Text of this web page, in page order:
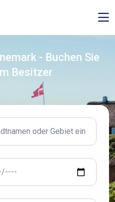
- Buchen Sie
Besitzer